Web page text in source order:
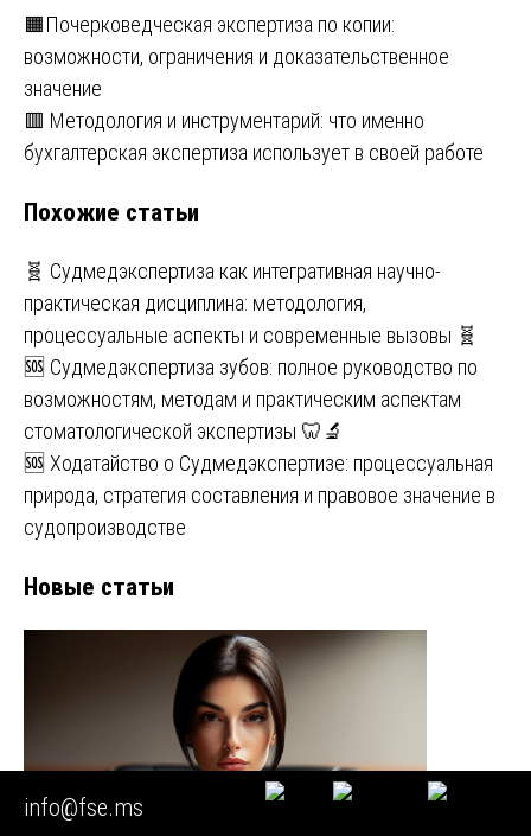
Навигация
по
записям
🟧Почерковедческая экспертиза по копии:
возможности, ограничения и доказательственное
значение
🟥 Методология и инструментарий: что именно
бухгалтерская экспертиза использует в своей работе
Похожие статьи
🧬 Судмедэкспертиза как интегративная научно-
практическая дисциплина: методология,
процессуальные аспекты и современные вызовы 🧬
🆘 Судмедэкспертиза зубов: полное руководство по
возможностям, методам и практическим аспектам
стоматологической экспертизы 🦷🔬
🆘 Ходатайство о Судмедэкспертизе: процессуальная
природа, стратегия составления и правовое значение в
судопроизводстве
Новые статьи
info@fse.ms